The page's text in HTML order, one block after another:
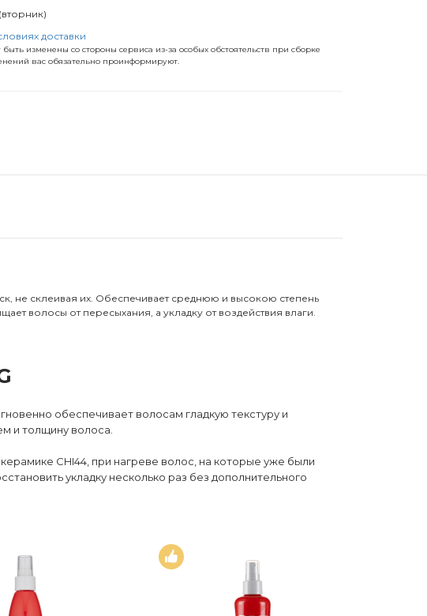
(вторник)
доставки
изменены со стороны сервиса из-за особых обстоятельств при сборке
вас обязательно проинформируют.
не склеивая их. Обеспечивает среднюю и высокою степень
волосы от пересыхания, а укладку от воздействия влаги.
обеспечивает волосам гладкую текстуру и
и толщину волоса.
CHI44, при нагреве волос, на которые уже были
укладку несколько раз без дополнительного